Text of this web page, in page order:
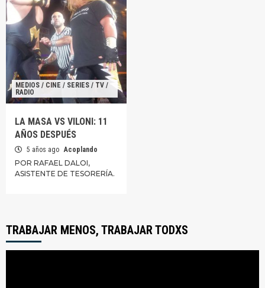
MEDIOS / CINE / SERIES / TV /
RADIO
LA MASA VS VILONI: 11
AÑOS DESPUÉS
5 años ago Acoplando
POR RAFAEL DALOI,
ASISTENTE DE TESORERÍA.
TRABAJAR MENOS, TRABAJAR TODXS